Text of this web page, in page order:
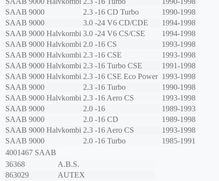
SAAB 9000 2.3 -16 CD Turbo
1990-1998
SAAB 9000 3.0 -24 V6 CD/CDE
1994-1998
SAAB 9000 Halvkombi 3.0 -24 V6 CS/CSE
1994-1998
SAAB 9000 Halvkombi 2.0 -16 CS
1993-1998
SAAB 9000 Halvkombi 2.3 -16 CSE
1993-1998
SAAB 9000 Halvkombi 2.3 -16 Turbo CSE
1991-1998
SAAB 9000 Halvkombi 2.3 -16 CSE Eco Power 1993-1998
SAAB 9000 2.3 -16 Turbo
1990-1998
SAAB 9000 Halvkombi 2.3 -16 Aero CS
1993-1998
SAAB 9000 2.0 -16
1989-1993
SAAB 9000 2.0 -16 CD
1989-1998
SAAB 9000 Halvkombi 2.3 -16 Aero CS
1993-1998
SAAB 9000 2.0 -16 Turbo
1985-1991
4001467 SAAB
36368
A.B.S.
863029
AUTEX